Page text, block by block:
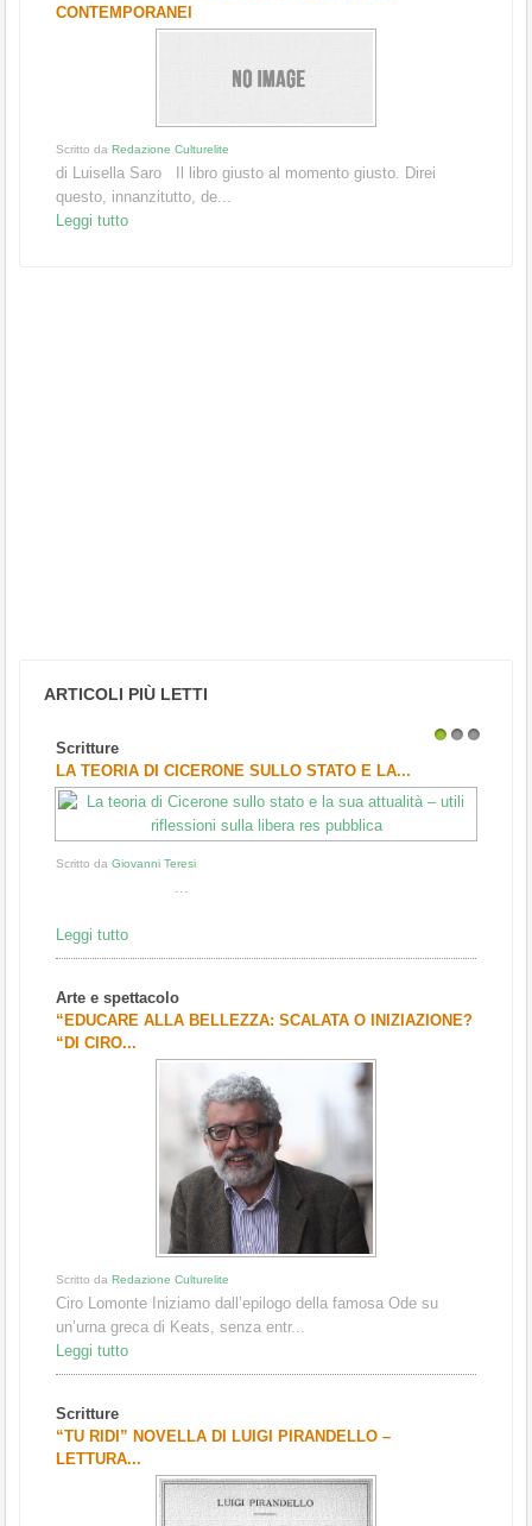
CONTEMPORANEI
Scritto da Redazione Culturelite
di Luisella Saro Il libro giusto al momento giusto. Direi
questo, innanzitutto, de...
Leggi tutto
ARTICOLI PIÙ LETTI
Scritture
LA TEORIA DI CICERONE SULLO STATO E LA...
Scritto da Giovanni Teresi
...
Leggi tutto
Arte e spettacolo
“EDUCARE ALLA BELLEZZA: SCALATA O INIZIAZIONE?
“DI CIRO...
Scritto da Redazione Culturelite
Ciro Lomonte Iniziamo dall’epilogo della famosa Ode su
un’urna greca di Keats, senza entr...
Leggi tutto
Scritture
“TU RIDI” NOVELLA DI LUIGI PIRANDELLO –
LETTURA...